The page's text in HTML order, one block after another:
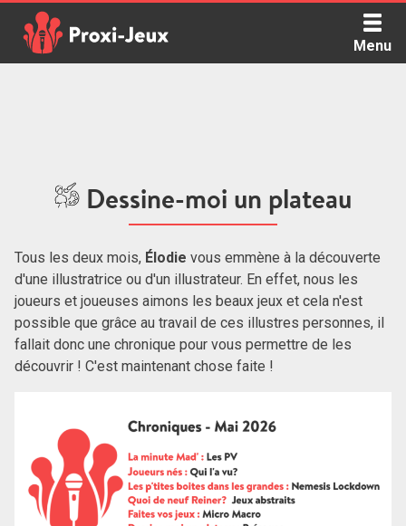
content
Menu
Dessine-moi un plateau
Tous les deux mois, Élodie vous emmène à la découverte
d'une illustratrice ou d'un illustrateur. En effet, nous les
joueurs et joueuses aimons les beaux jeux et cela n'est
possible que grâce au travail de ces illustres personnes, il
fallait donc une chronique pour vous permettre de les
découvrir ! C'est maintenant chose faite !